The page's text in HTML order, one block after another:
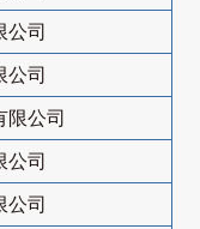
公司
公司
限公司
公司
公司